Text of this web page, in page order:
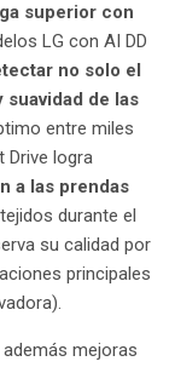
superior con
LG con AI DD
no solo el
suavidad de las
entre miles
Drive logra
a las prendas
durante el
su calidad por
principales
mejoras